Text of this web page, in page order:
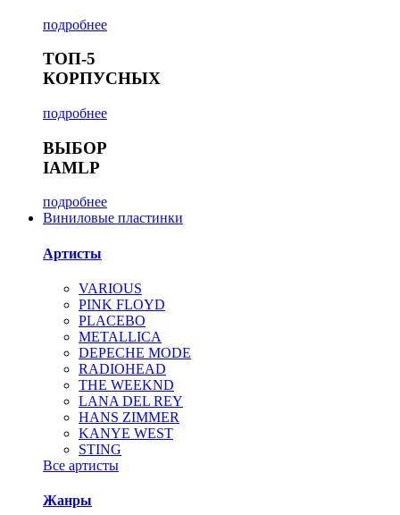
подробнее
ТОП-5
КОРПУСНЫХ
подробнее
ВЫБОР
IAMLP
подробнее
Виниловые пластинки
Артисты
VARIOUS
PINK FLOYD
PLACEBO
METALLICA
DEPECHE MODE
RADIOHEAD
THE WEEKND
LANA DEL REY
HANS ZIMMER
KANYE WEST
STING
Все артисты
Жанры